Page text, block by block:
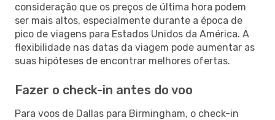
consideração que os preços de última hora podem
ser mais altos, especialmente durante a época de
pico de viagens para Estados Unidos da América. A
flexibilidade nas datas da viagem pode aumentar as
suas hipóteses de encontrar melhores ofertas.
Fazer o check-in antes do voo
Para voos de Dallas para Birmingham, o check-in